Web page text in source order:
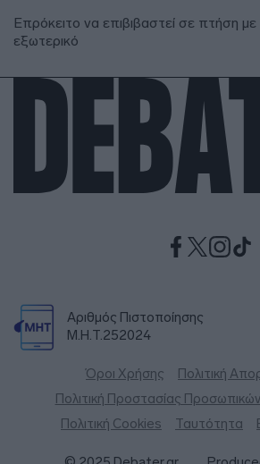
Επρόκειτο να επιβιβαστεί σε πτήση
εξωτερικό
Αριθμός Πιστοποίησης
Μ.Η.Τ.252024
Όροι Χρήσης
Πολιτική
Πολιτική Προστασίας
Πολιτική Cookies
Ταυτότητα